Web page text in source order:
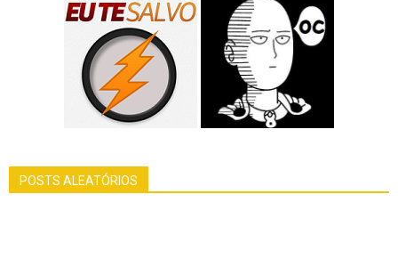
POSTS ALEATÓRIOS